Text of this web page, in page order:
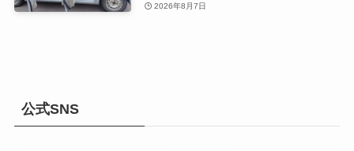
2026年8月7日
公式SNS